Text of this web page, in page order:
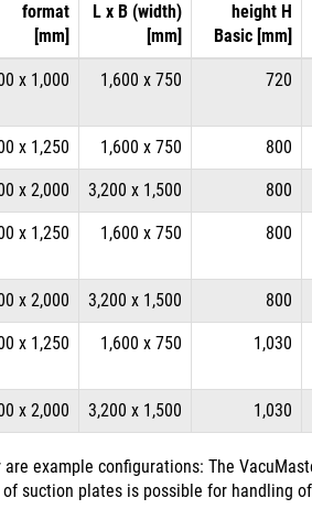
format
[mm]
L x B (width)
[mm]
height H
Basic [mm]
x 1,000 1,600 x 750 720
x 1,250 1,600 x 750 800
x 2,000 3,200 x 1,500 800
x 1,250 1,600 x 750 800
x 2,000 3,200 x 1,500 800
x 1,250 1,600 x 750 1,030
x 2,000 3,200 x 1,500 1,030
are example configurations: The
suction plates is possible for handling